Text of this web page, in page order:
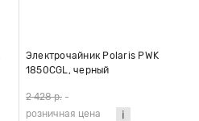
Электрочайник Polaris PWK
1850CGL, черный
2 428 р. -
розничная цена